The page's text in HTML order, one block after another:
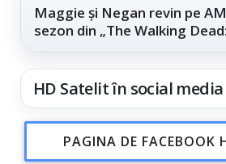
Maggie și Negan revin pe
sezon din „The Walking
HD Satelit în social media
PAGINA DE FACEBOOK